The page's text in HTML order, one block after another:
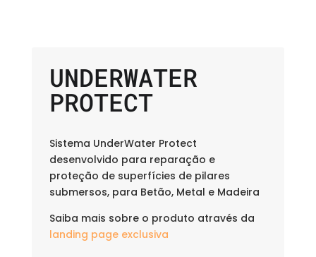
UNDERWATER
PROTECT
Sistema UnderWater Protect
desenvolvido para reparação e
proteção de superfícies de pilares
submersos, para Betão, Metal e Madeira
Saiba mais sobre o produto através da
landing page exclusiva